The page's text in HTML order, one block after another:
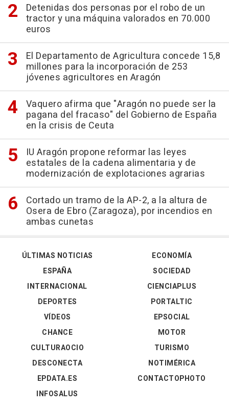
Detenidas dos personas por el robo de un
tractor y una máquina valorados en 70.000
euros
El Departamento de Agricultura concede 15,8
millones para la incorporación de 253
jóvenes agricultores en Aragón
Vaquero afirma que "Aragón no puede ser la
pagana del fracaso" del Gobierno de España
en la crisis de Ceuta
IU Aragón propone reformar las leyes
estatales de la cadena alimentaria y de
modernización de explotaciones agrarias
Cortado un tramo de la AP-2, a la altura de
Osera de Ebro (Zaragoza), por incendios en
ambas cunetas
ÚLTIMAS NOTICIAS
ESPAÑA
INTERNACIONAL
DEPORTES
VÍDEOS
ECONOMÍA
SOCIEDAD
CIENCIAPLUS
PORTALTIC
EPSOCIAL
CHANCE
CULTURAOCIO
DESCONECTA
EPDATA.ES
INFOSALUS
MOTOR
TURISMO
NOTIMÉRICA
CONTACTOPHOTO